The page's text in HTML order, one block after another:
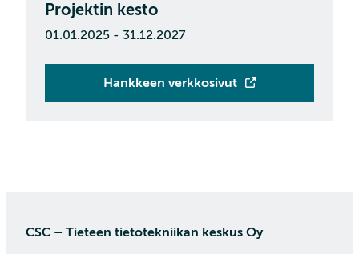
Projektin kesto
01.01.2025 - 31.12.2027
Hankkeen verkkosivut
CSC – Tieteen tietotekniikan keskus Oy